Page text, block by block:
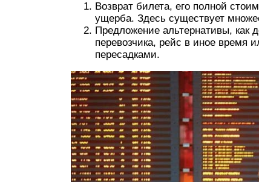
Возврат билета, его полной
ущерба. Здесь существует
Предложение альтернативы, как
перевозчика, рейс в иное время
пересадками.